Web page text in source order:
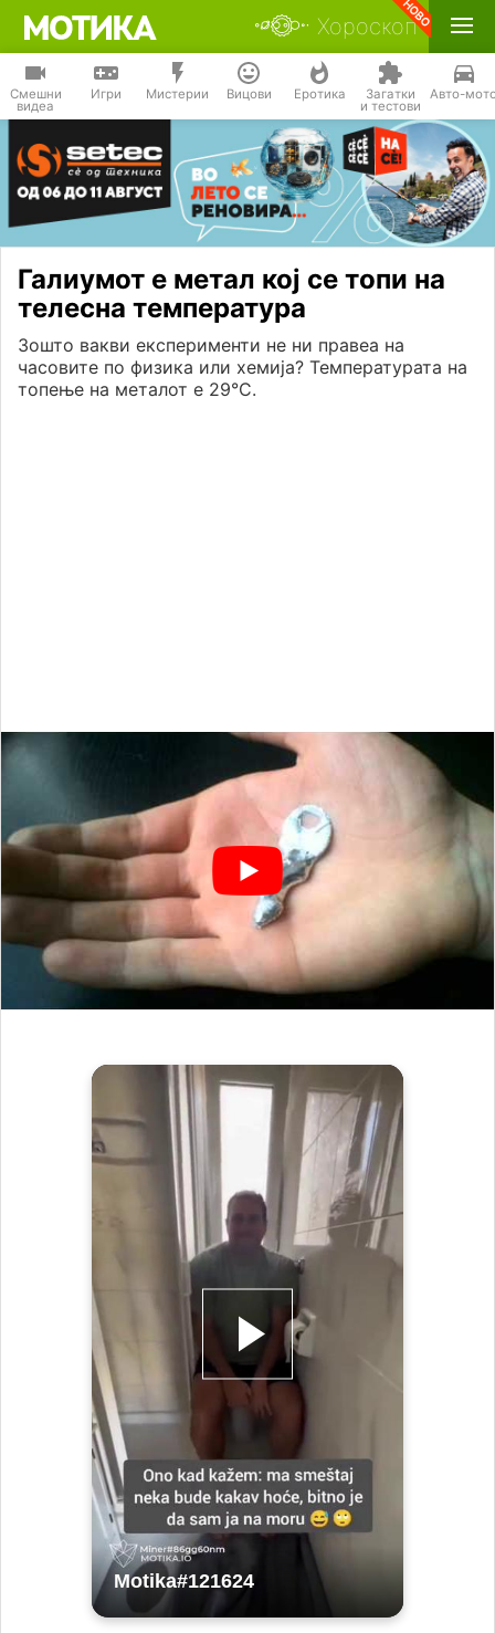
Хороскоп
Смешни
видеа
Игри Мистерии Вицови Еротика Загатки
и тестови
Авто-
Галиумот е метал кој се топи на
телесна температура
Зошто вакви експерименти не ни правеа на
часовите по физика или хемија? Температурата на
топење на металот е 29°C.